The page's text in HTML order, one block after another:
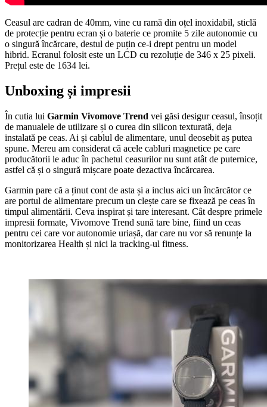
Ceasul are cadran de 40mm, vine cu ramă din oțel inoxidabil, sticlă
de protecție pentru ecran și o baterie ce promite 5 zile autonomie cu
o singură încărcare, destul de puțin ce-i drept pentru un model
hibrid. Ecranul folosit este un LCD cu rezoluție de 346 x 25 pixeli.
Prețul este de 1634 lei.
Unboxing și impresii
În cutia lui Garmin Vivomove Trend vei găsi desigur ceasul, însoțit
de manualele de utilizare și o curea din silicon texturată, deja
instalată pe ceas. Ai și cablul de alimentare, unul deosebit aș putea
spune. Mereu am considerat că acele cabluri magnetice pe care
producătorii le aduc în pachetul ceasurilor nu sunt atât de puternice,
astfel că și o singură mișcare poate dezactiva încărcarea.
Garmin pare că a ținut cont de asta și a inclus aici un încărcător ce
are portul de alimentare precum un clește care se fixează pe ceas în
timpul alimentării. Ceva inspirat și tare interesant. Cât despre primele
impresii formate, Vivomove Trend sună tare bine, fiind un ceas
pentru cei care vor autonomie uriașă, dar care nu vor să renunțe la
monitorizarea Health și nici la tracking-ul fitness.